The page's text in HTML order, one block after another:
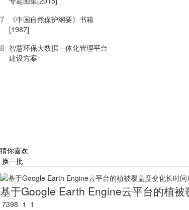
7
《中国自然保护纲要》书籍
[1987]
8 智慧环保大数据一体化管理平台
建设方案
猜你喜欢
换一批
基于Google Earth Engine云平台的植
7398 1 1